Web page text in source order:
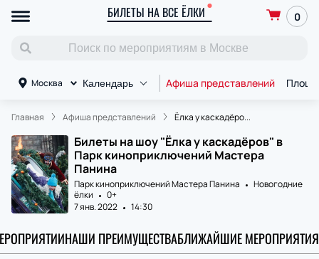
БИЛЕТЫ НА ВСЕ ЁЛКИ 0
Москва Календарь Афиша представлений
Главная Афиша представлений Ëлка у каскадёро...
Билеты на шоу "Ëлка у каскадёров" в
Парк киноприключений Мастера
Панина
Парк киноприключений Мастера Панина
Новогодние
ёлки
0+
7 янв. 2022
14:30
НАШИ ПРЕИМУЩЕСТВАБЛИЖАЙШИЕ МЕРОПРИЯТИЯ